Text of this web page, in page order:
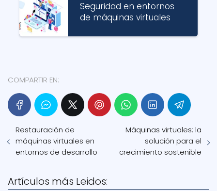
Seguridad en entornos
de máquinas virtuales
COMPARTIR EN:
Restauración de
máquinas virtuales en
entornos de desarrollo
Máquinas virtuales: la
solución para el
crecimiento sostenible
Artículos más Leidos: